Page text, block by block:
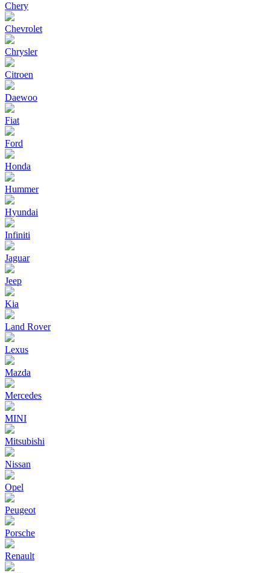
Chery
Chevrolet
Chrysler
Citroen
Daewoo
Fiat
Ford
Honda
Hummer
Hyundai
Infiniti
Jaguar
Jeep
Kia
Land Rover
Lexus
Mazda
Mercedes
MINI
Mitsubishi
Nissan
Opel
Peugeot
Porsche
Renault